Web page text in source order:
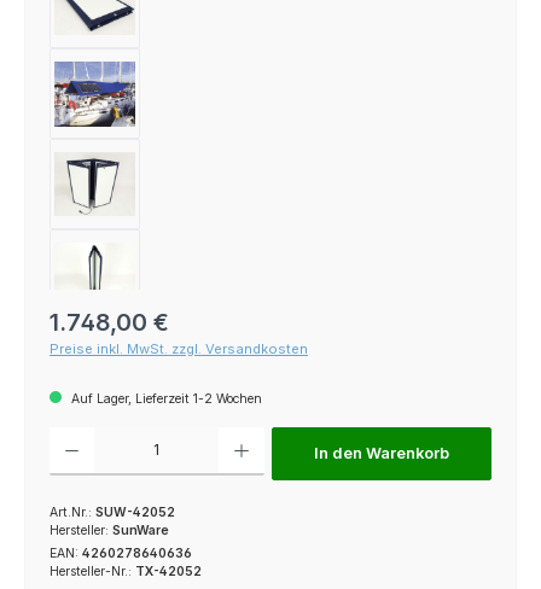
Regulärer Preis:
1.748,00 €
Preise inkl. MwSt. zzgl. Versandkosten
Auf Lager, Lieferzeit 1-2 Wochen
Produkt Anzahl: Gib den gewünschten Wert ein oder benutze die
In den Warenkorb
Art.Nr.: SUW-42052
Hersteller: SunWare
EAN: 4260278640636
Hersteller-Nr.: TX-42052